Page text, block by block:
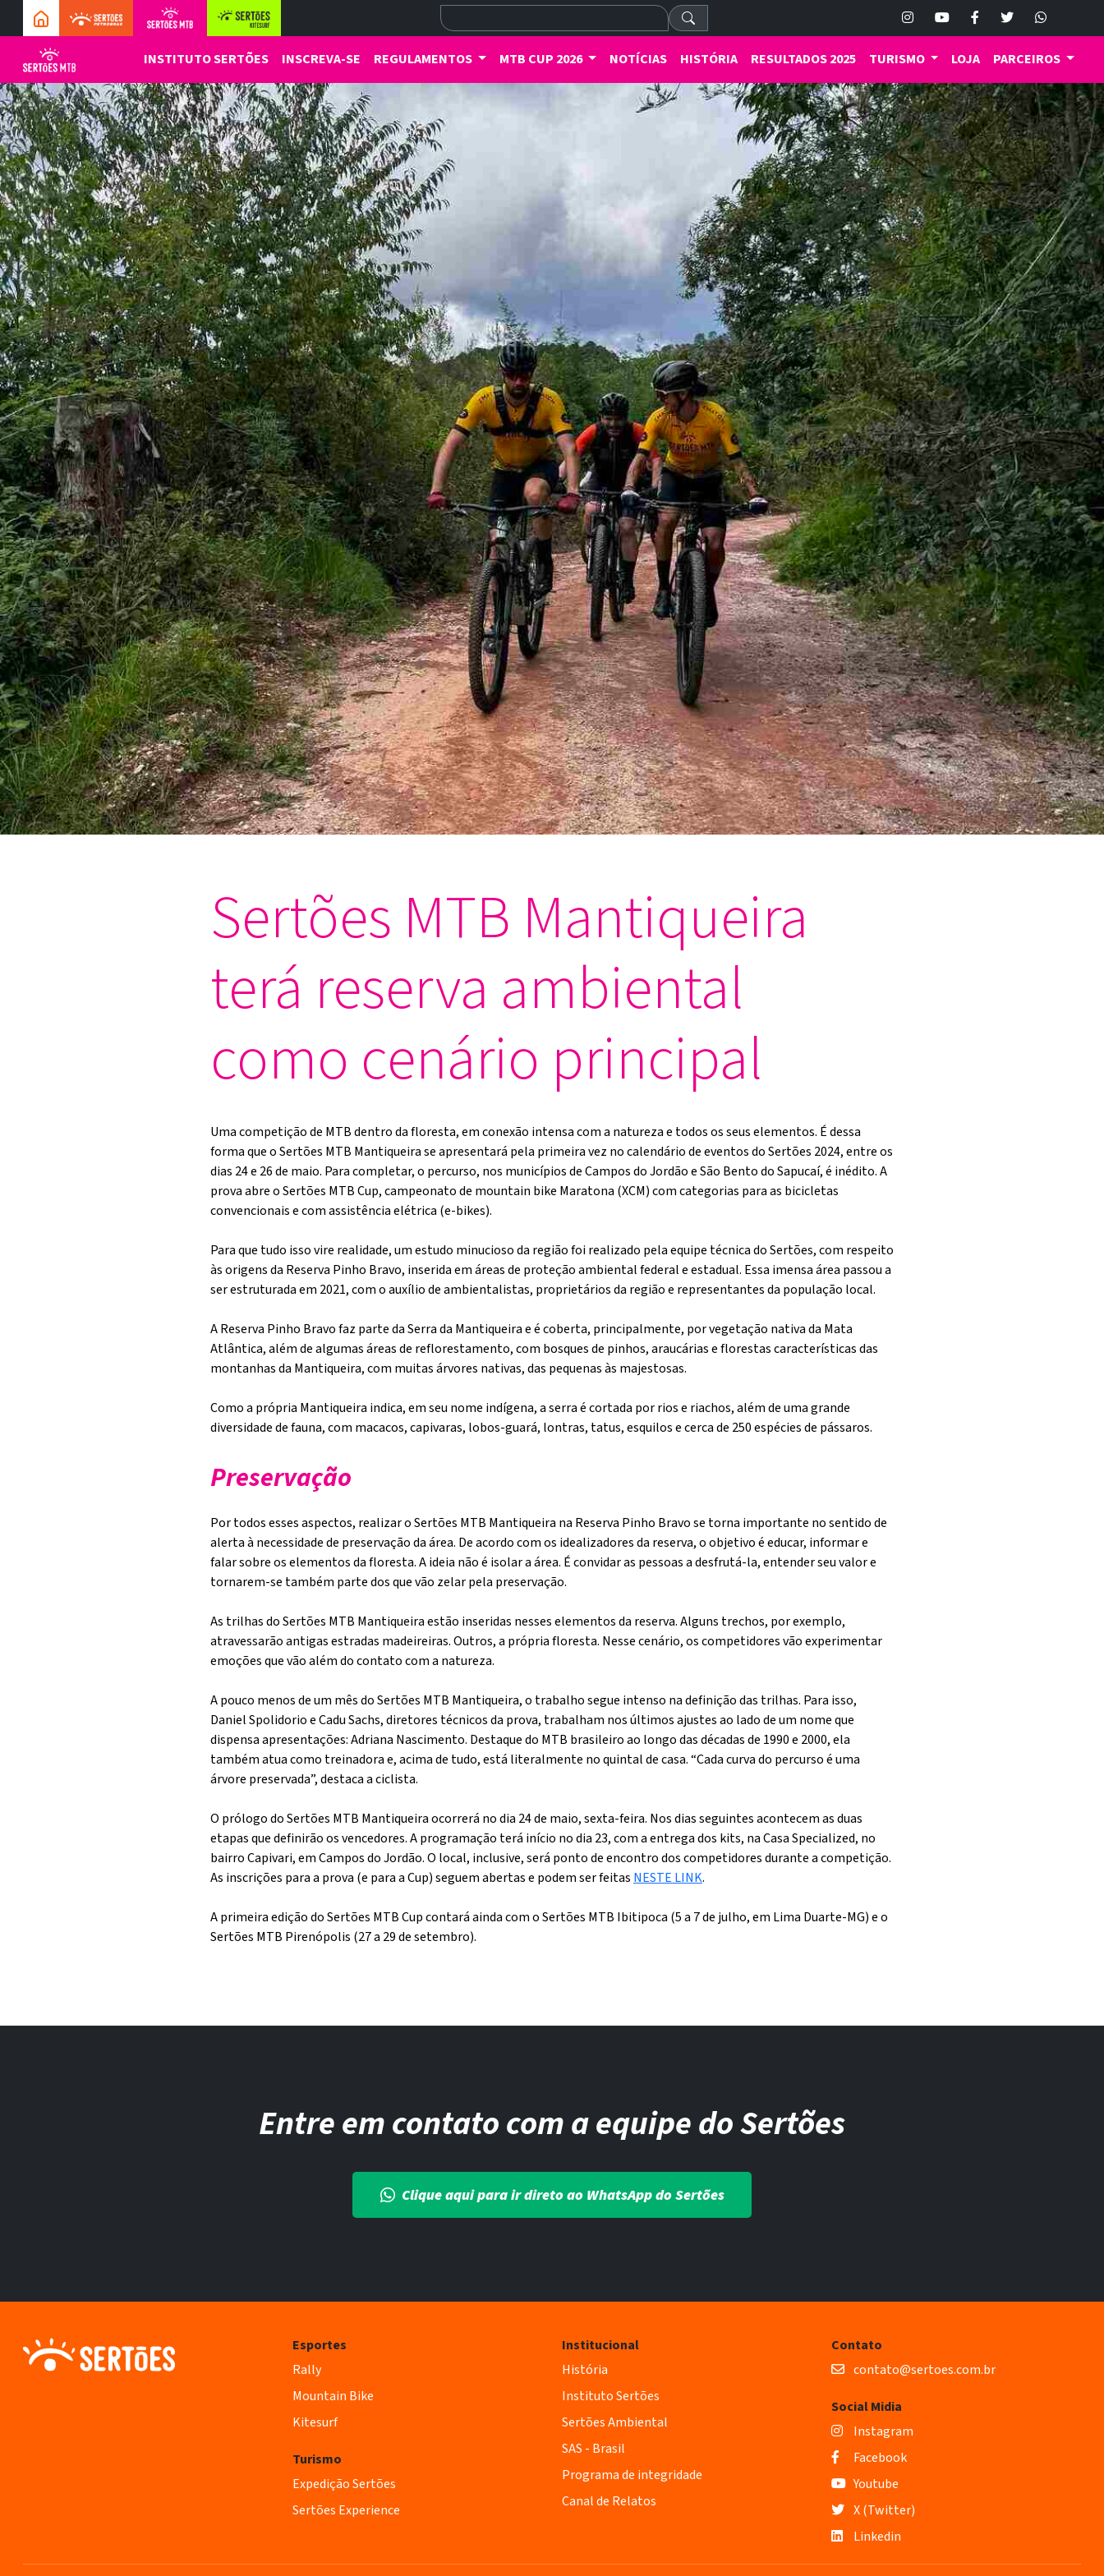
INSTITUTO SERTÕES INSCREVA-SE REGULAMENTOS MTB CUP 2026 NOTÍCIAS HISTÓRIA RESULTADOS 2025 TURISMO LOJA PARCEIROS
Sertões MTB Mantiqueira
terá reserva ambiental
como cenário principal
Uma competição de MTB dentro da floresta, em conexão intensa com a natureza e todos os seus elementos. É dessa
forma que o Sertões MTB Mantiqueira se apresentará pela primeira vez no calendário de eventos do Sertões 2024, entre os
dias 24 e 26 de maio. Para completar, o percurso, nos municípios de Campos do Jordão e São Bento do Sapucaí, é inédito. A
prova abre o Sertões MTB Cup, campeonato de mountain bike Maratona (XCM) com categorias para as bicicletas
convencionais e com assistência elétrica (e-bikes).
Para que tudo isso vire realidade, um estudo minucioso da região foi realizado pela equipe técnica do Sertões, com respeito
às origens da Reserva Pinho Bravo, inserida em áreas de proteção ambiental federal e estadual. Essa imensa área passou a
ser estruturada em 2021, com o auxílio de ambientalistas, proprietários da região e representantes da população local.
A Reserva Pinho Bravo faz parte da Serra da Mantiqueira e é coberta, principalmente, por vegetação nativa da Mata
Atlântica, além de algumas áreas de reflorestamento, com bosques de pinhos, araucárias e florestas características das
montanhas da Mantiqueira, com muitas árvores nativas, das pequenas às majestosas.
Como a própria Mantiqueira indica, em seu nome indígena, a serra é cortada por rios e riachos, além de uma grande
diversidade de fauna, com macacos, capivaras, lobos-guará, lontras, tatus, esquilos e cerca de 250 espécies de pássaros.
Preservação
Por todos esses aspectos, realizar o Sertões MTB Mantiqueira na Reserva Pinho Bravo se torna importante no sentido de
alerta à necessidade de preservação da área. De acordo com os idealizadores da reserva, o objetivo é educar, informar e
falar sobre os elementos da floresta. A ideia não é isolar a área. É convidar as pessoas a desfrutá-la, entender seu valor e
tornarem-se também parte dos que vão zelar pela preservação.
As trilhas do Sertões MTB Mantiqueira estão inseridas nesses elementos da reserva. Alguns trechos, por exemplo,
atravessarão antigas estradas madeireiras. Outros, a própria floresta. Nesse cenário, os competidores vão experimentar
emoções que vão além do contato com a natureza.
A pouco menos de um mês do Sertões MTB Mantiqueira, o trabalho segue intenso na definição das trilhas. Para isso,
Daniel Spolidorio e Cadu Sachs, diretores técnicos da prova, trabalham nos últimos ajustes ao lado de um nome que
dispensa apresentações: Adriana Nascimento. Destaque do MTB brasileiro ao longo das décadas de 1990 e 2000, ela
também atua como treinadora e, acima de tudo, está literalmente no quintal de casa. “Cada curva do percurso é uma
árvore preservada”, destaca a ciclista.
O prólogo do Sertões MTB Mantiqueira ocorrerá no dia 24 de maio, sexta-feira. Nos dias seguintes acontecem as duas
etapas que definirão os vencedores. A programação terá início no dia 23, com a entrega dos kits, na Casa Specialized, no
bairro Capivari, em Campos do Jordão. O local, inclusive, será ponto de encontro dos competidores durante a competição.
As inscrições para a prova (e para a Cup) seguem abertas e podem ser feitas NESTE LINK.
A primeira edição do Sertões MTB Cup contará ainda com o Sertões MTB Ibitipoca (5 a 7 de julho, em Lima Duarte-MG) e o
Sertões MTB Pirenópolis (27 a 29 de setembro).
Entre em contato com a equipe do Sertões
Clique aqui para ir direto ao WhatsApp do Sertões
Esportes
Rally
Mountain Bike
Kitesurf
Turismo
Expedição Sertões
Sertões Experience
Institucional
História
Instituto Sertões
Sertões Ambiental
SAS - Brasil
Programa de integridade
Canal de Relatos
Contato
contato@sertoes.com.br
Social Midia
Instagram
Facebook
Youtube
X (Twitter)
Linkedin